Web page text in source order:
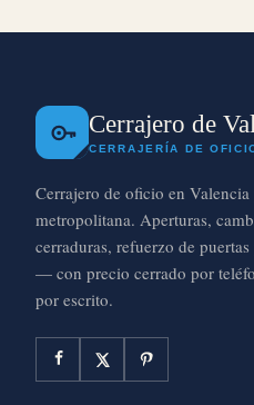
Cerrajero de
CERRAJERÍA DE
Cerrajero de oficio en Valencia
metropolitana. Aperturas,
cerraduras, refuerzo de
— con precio cerrado por
por escrito.